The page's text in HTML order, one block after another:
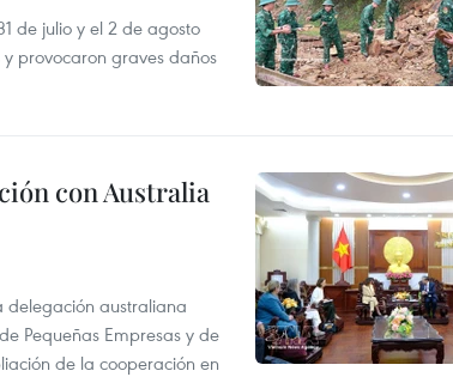
de julio y el 2 de agosto
provocaron graves daños
con Australia
delegación australiana
Pequeñas Empresas y de
de la cooperación en